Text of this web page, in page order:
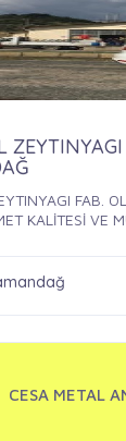
ZEYTINYAGI
FAB. OLARAK SÜREKLİ
KALİTESİ VE
CESA METAL